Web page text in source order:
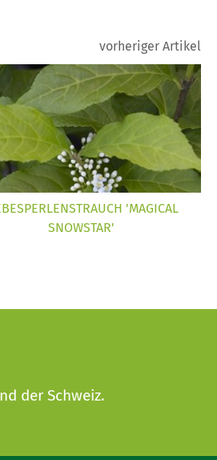
vorheriger Artikel
'MAGICAL
SNOWSTAR'
der Schweiz.